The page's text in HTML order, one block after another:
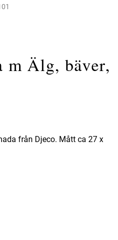
m Älg, bäver,
från Djeco. Mått ca 27 x